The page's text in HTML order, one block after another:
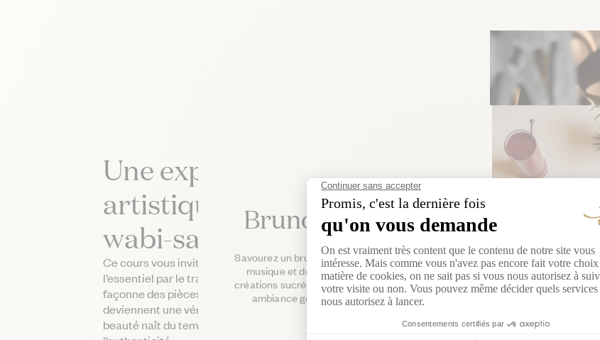
Une expérience
artistique inspirée du
wabi-sabi
Ce cours vous invite à ralentir et à vous reconnecter à
l’essentiel par le travail de la terre. Chaque geste
façonne des pièces uniques, où les irrégularités
deviennent une véritable richesse esthétique. Ici, la
beauté naît du temps, de l’imperfection et de
Brunch dominical
Savourez un brunch ensoleillé et convivial, entre
musique et douce effervescence, avec des
créations sucrées et salées à partager dans une
ambiance gourmande sur la Côte d’Azur.